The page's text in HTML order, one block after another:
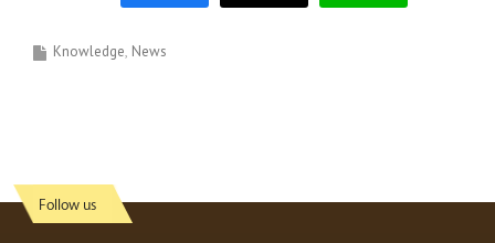
Knowledge News
Follow us